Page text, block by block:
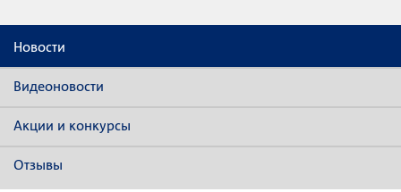
Новости
Видеоновости
Акции и конкурсы
Отзывы